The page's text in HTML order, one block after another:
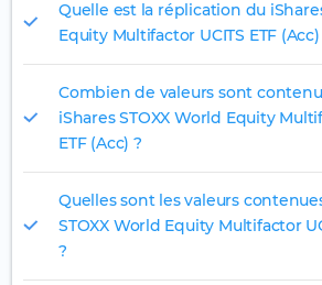
Quelle est la réplication du
Equity Multifactor UCITS ETF (Acc)
Combien de valeurs sont
iShares STOXX World Equity
ETF (Acc) ?
Quelles sont les valeurs
STOXX World Equity Multifactor
?